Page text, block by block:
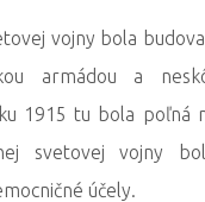
vojny bola
armádou a
1915 tu bola poľná
svetovej vojny
účely.